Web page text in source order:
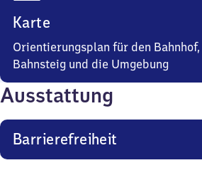
Karte
Orientierungsplan für den Bahnhof,
Bahnsteig und die Umgebung
Ausstattung
Barrierefreiheit